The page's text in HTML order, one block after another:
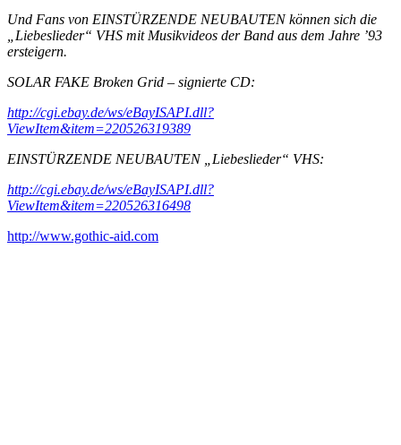
Und Fans von EINSTÜRZENDE NEUBAUTEN können sich die
„Liebeslieder“ VHS mit Musikvideos der Band aus dem Jahre ’93
ersteigern.
SOLAR FAKE Broken Grid – signierte CD:
http://cgi.ebay.de/ws/eBayISAPI.dll?
ViewItem&item=220526319389
EINSTÜRZENDE NEUBAUTEN „Liebeslieder“ VHS:
http://cgi.ebay.de/ws/eBayISAPI.dll?
ViewItem&item=220526316498
http://www.gothic-aid.com